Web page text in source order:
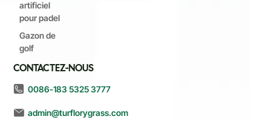
artificiel
pour padel
Gazon de
golf
CONTACTEZ-NOUS
0086-183 5325 3777
admin@turflorygrass.com